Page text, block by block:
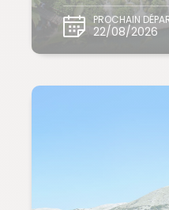
PROCHAIN
22/08/2026